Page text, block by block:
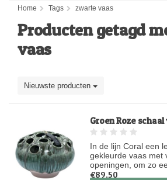
Home Tags zwarte vaas
Producten getagd
vaas
Nieuwste producten
Groen Roze
In de lijn Coral een
gekleurde vaas met
openingen, om zo
€89,50